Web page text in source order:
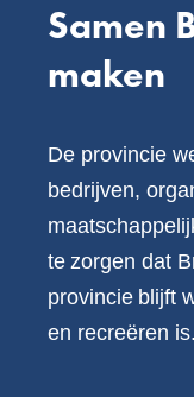
Samen
maken
De provincie
bedrijven,
te zorgen dat
provincie blijft
en recreëren is.